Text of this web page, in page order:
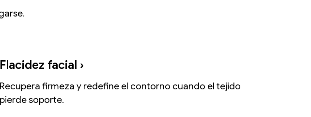
Flacidez facial ›
Recupera firmeza y redefine el contorno cuando el tejido
pierde soporte.